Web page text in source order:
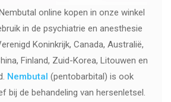
online kopen in onze winkel
in de psychiatrie en anesthesie
Koninkrijk, Canada, Australië,
Finland, Zuid-Korea, Litouwen en
Nembutal (pentobarbital) is ook
bij de behandeling van hersenletsel.